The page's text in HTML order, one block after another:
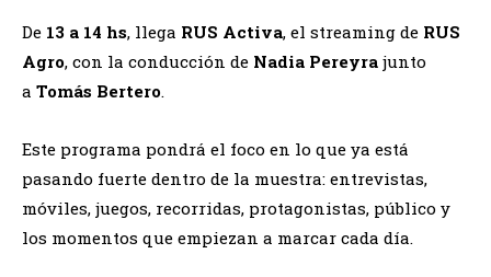
De 13 a 14 hs, llega RUS Activa, el streaming de RUS
Agro, con la conducción de Nadia Pereyra junto
a Tomás Bertero.
Este programa pondrá el foco en lo que ya está
pasando fuerte dentro de la muestra: entrevistas,
móviles, juegos, recorridas, protagonistas, público y
los momentos que empiezan a marcar cada día.